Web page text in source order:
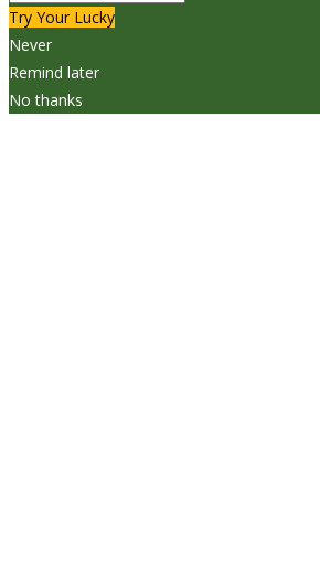
Try Your Lucky
Never
Remind later
No thanks